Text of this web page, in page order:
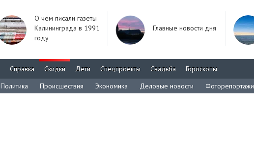
О чём писали газеты
Калининграда в 1991
году
Главные новости дня
Справка Скидки Дети Спецпроекты Свадьба
Гороскопы
Политика Происшествия Экономика Деловые новости Фоторепортажи